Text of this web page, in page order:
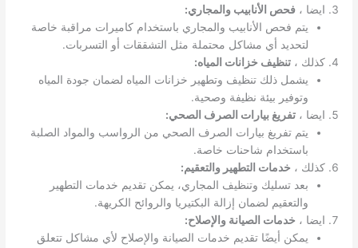
ايضا ،فحص الأنابيب والمجاري:
يتم فحص الأنابيب والمجاري باستخدام كاميرات مراقبة خاصة
لتحديد أي مشاكل محتملة مثل التشققات أو التسربات.
كذلك ،تنظيف خزانات المياه:
يشمل ذلك تنظيف وتطهير خزانات المياه لضمان جودة المياه
وتوفير بيئة نظيفة وصحية.
ايضا ،تفريغ بيارات الصرف الصحي:
يتم تفريغ بيارات الصرف الصحي من الرواسب والمواد الصلبة
باستخدام شاحنات خاصة.
كذلك ، خدمات التطهير والتعقيم:
بعد تسليك وتنظيف المجاري، يمكن تقديم خدمات التطهير
والتعقيم لضمان إزالة البكتيريا والروائح الكريهة.
ايضا ، خدمات الصيانة والإصلاح:
يمكن أيضًا تقديم خدمات الصيانة والإصلاح لأي مشاكل تتعلق